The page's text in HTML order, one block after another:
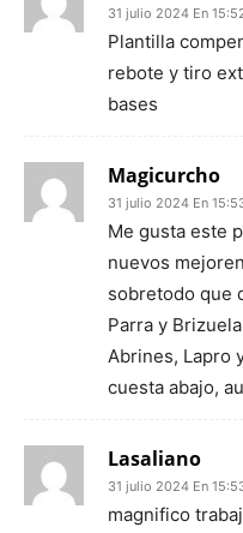
31 julio 2024 En
Plantilla
rebote y tiro
bases
Magicurcho
31 julio 2024 En
Me gusta este
nuevos
sobretodo que
Parra y
Abrines, Lapro
cuesta abajo,
Lasaliano
31 julio 2024 En
magnifico